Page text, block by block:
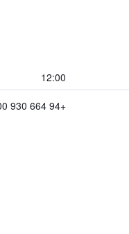
12:00
+94 664 930 500